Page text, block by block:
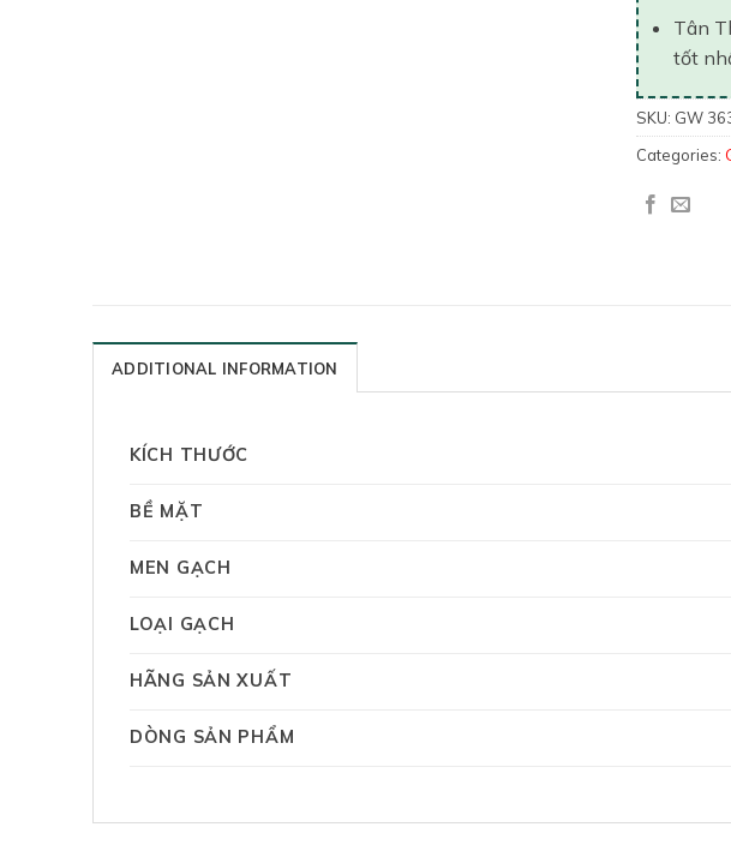
Tân
tốt
SKU: GW
Categories:
ADDITIONAL INFORMATION
KÍCH THƯỚC
BỀ MẶT
MEN GẠCH
LOẠI GẠCH
HÃNG SẢN XUẤT
DÒNG SẢN PHẨM